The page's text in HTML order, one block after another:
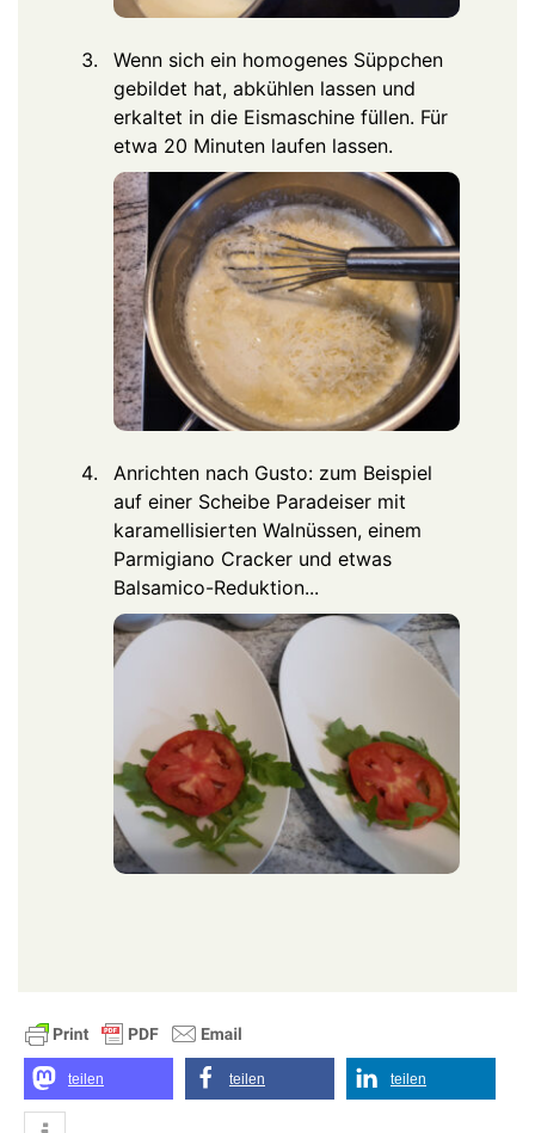
Wenn sich ein homogenes Süppchen
gebildet hat, abkühlen lassen und
erkaltet in die Eismaschine füllen. Für
etwa 20 Minuten laufen lassen.
Anrichten nach Gusto: zum Beispiel
auf einer Scheibe Paradeiser mit
karamellisierten Walnüssen, einem
Parmigiano Cracker und etwas
Balsamico-Reduktion...
teilen teilen teilen